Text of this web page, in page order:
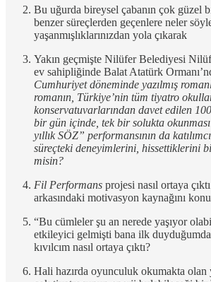
Bu uğurda bireysel çabanın çok güzel
benzer süreçlerden geçenlere neler
yaşanmışlıklarınızdan yola çıkarak
Yakın geçmişte Nilüfer Belediyesi
ev sahipliğinde Balat Atatürk
Cumhuriyet döneminde yazılmış
romanın, Türkiye’nin tüm tiyatro
konservatuvarlarından davet edilen
bir gün içinde, tek bir solukta
yıllık SÖZ” performansının da
süreçteki deneyimlerini, hissettiklerini
misin?
Fil Performans projesi nasıl ortaya
arkasındaki motivasyon kaynağını
“Bu cümleler şu an nerede yaşıyor
etkileyici gelmişti bana ilk
kıvılcım nasıl ortaya çıktı?
Hali hazırda oyunculuk okumakta olan